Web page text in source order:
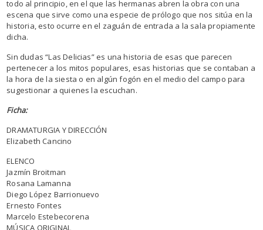
todo al principio, en el que las hermanas abren la obra con una
escena que sirve como una especie de prólogo que nos sitúa en la
historia, esto ocurre en el zaguán de entrada a la sala propiamente
dicha.
Sin dudas “Las Delicias” es una historia de esas que parecen
pertenecer a los mitos populares, esas historias que se contaban a
la hora de la siesta o en algún fogón en el medio del campo para
sugestionar a quienes la escuchan.
Ficha:
DRAMATURGIA Y DIRECCIÓN
Elizabeth Cancino
ELENCO
Jazmín Broitman
Rosana Lamanna
Diego López Barrionuevo
Ernesto Fontes
Marcelo Estebecorena
MÚSICA ORIGINAL